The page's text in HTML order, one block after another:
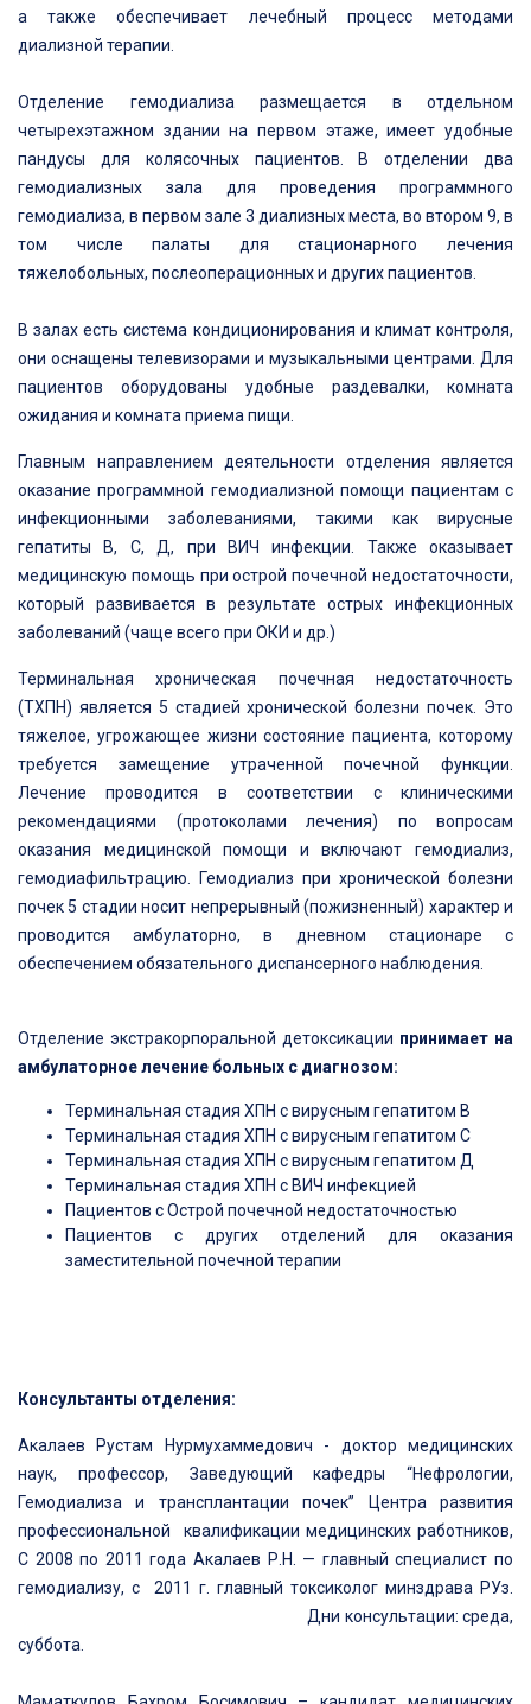
а также обеспечивает лечебный процесс методами
диализной терапии.
Отделение гемодиализа размещается в отдельном
четырехэтажном здании на первом этаже, имеет удобные
пандусы для колясочных пациентов. В отделении два
гемодиализных зала для проведения программного
гемодиализа, в первом зале 3 диализных места, во втором 9, в
том числе палаты для стационарного лечения
тяжелобольных, послеоперационных и других пациентов.
В залах есть система кондиционирования и климат контроля,
они оснащены телевизорами и музыкальными центрами. Для
пациентов оборудованы удобные раздевалки, комната
ожидания и комната приема пищи.
Главным направлением деятельности отделения является
оказание программной гемодиализной помощи пациентам с
инфекционными заболеваниями, такими как вирусные
гепатиты В, С, Д, при ВИЧ инфекции. Также оказывает
медицинскую помощь при острой почечной недостаточности,
который развивается в результате острых инфекционных
заболеваний (чаще всего при ОКИ и др.)
Терминальная хроническая почечная недостаточность
(ТХПН) является 5 стадией хронической болезни почек. Это
тяжелое, угрожающее жизни состояние пациента, которому
требуется замещение утраченной почечной функции.
Лечение проводится в соответствии с клиническими
рекомендациями (протоколами лечения) по вопросам
оказания медицинской помощи и включают гемодиализ,
гемодиафильтрацию. Гемодиализ при хронической болезни
почек 5 стадии носит непрерывный (пожизненный) характер и
проводится амбулаторно, в дневном стационаре с
обеспечением обязательного диспансерного наблюдения.
Отделение экстракорпоральной детоксикации принимает на
амбулаторное лечение больных с диагнозом:
Терминальная стадия ХПН с вирусным гепатитом В
Терминальная стадия ХПН с вирусным гепатитом С
Терминальная стадия ХПН с вирусным гепатитом Д
Терминальная стадия ХПН с ВИЧ инфекцией
Пациентов с Острой почечной недостаточностью
Пациентов с других отделений для оказания
заместительной почечной терапии
Консультанты отделения:
Акалаев Рустам Нурмухаммедович - доктор медицинских
наук, профессор, Заведующий кафедры “Нефрологии,
Гемодиализа и трансплантации почек” Центра развития
профессиональной квалификации медицинских работников,
С 2008 по 2011 года Акалаев Р.Н. — главный специалист по
гемодиализу, с 2011 г. главный токсиколог минздрава РУз.
Дни консультации: среда,
суббота.